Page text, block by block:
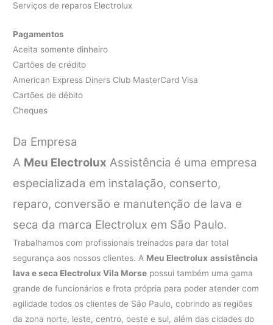
Serviços de reparos Electrolux
Pagamentos
Aceita somente dinheiro
Cartões de crédito
American Express Diners Club MasterCard Visa
Cartões de débito
Cheques
Da Empresa
A Meu Electrolux Assistência é uma empresa
especializada em instalação, conserto,
reparo, conversão e manutenção de lava e
seca da marca Electrolux em São Paulo.
Trabalhamos com profissionais treinados para dar total
segurança aos nossos clientes. A Meu Electrolux assistência
lava e seca Electrolux Vila Morse possui também uma gama
grande de funcionários e frota própria para poder atender com
agilidade todos os clientes de São Paulo, cobrindo as regiões
da zona norte, leste, centro, oeste e sul, além das cidades do